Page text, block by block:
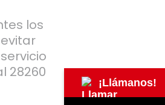
los
28260
¡Llámanos!